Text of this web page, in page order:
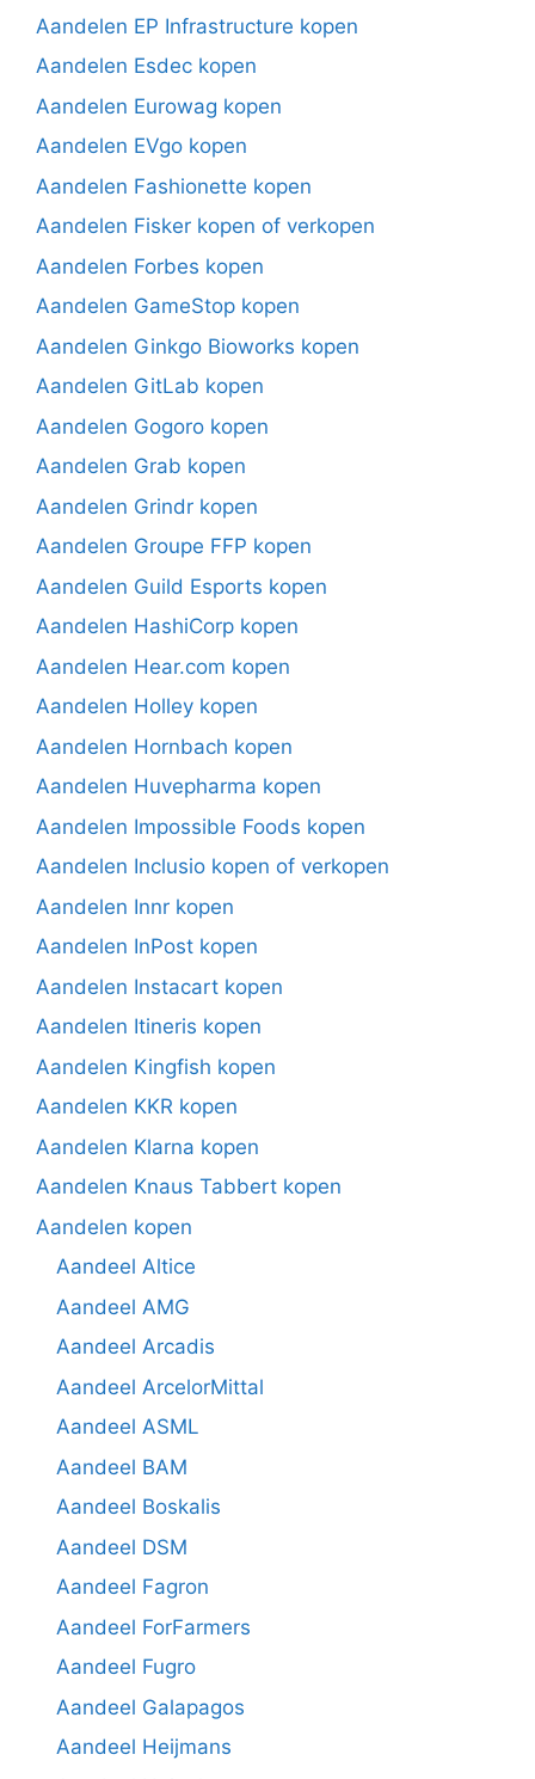
Aandelen EP Infrastructure kopen
Aandelen Esdec kopen
Aandelen Eurowag kopen
Aandelen EVgo kopen
Aandelen Fashionette kopen
Aandelen Fisker kopen of verkopen
Aandelen Forbes kopen
Aandelen GameStop kopen
Aandelen Ginkgo Bioworks kopen
Aandelen GitLab kopen
Aandelen Gogoro kopen
Aandelen Grab kopen
Aandelen Grindr kopen
Aandelen Groupe FFP kopen
Aandelen Guild Esports kopen
Aandelen HashiCorp kopen
Aandelen Hear.com kopen
Aandelen Holley kopen
Aandelen Hornbach kopen
Aandelen Huvepharma kopen
Aandelen Impossible Foods kopen
Aandelen Inclusio kopen of verkopen
Aandelen Innr kopen
Aandelen InPost kopen
Aandelen Instacart kopen
Aandelen Itineris kopen
Aandelen Kingfish kopen
Aandelen KKR kopen
Aandelen Klarna kopen
Aandelen Knaus Tabbert kopen
Aandelen kopen
Aandeel Altice
Aandeel AMG
Aandeel Arcadis
Aandeel ArcelorMittal
Aandeel ASML
Aandeel BAM
Aandeel Boskalis
Aandeel DSM
Aandeel Fagron
Aandeel ForFarmers
Aandeel Fugro
Aandeel Galapagos
Aandeel Heijmans